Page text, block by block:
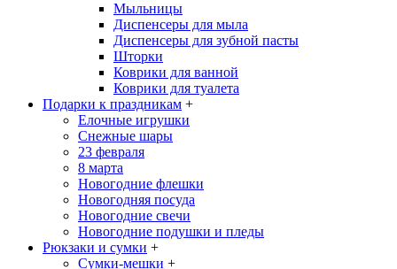
Мыльницы
Диспенсеры для мыла
Диспенсеры для зубной пасты
Шторки
Коврики для ванной
Коврики для туалета
Подарки к праздникам +
Елочные игрушки
Снежные шары
23 февраля
8 марта
Новогодние флешки
Новогодняя посуда
Новогодние свечи
Новогодние подушки и пледы
Рюкзаки и сумки +
Сумки-мешки +